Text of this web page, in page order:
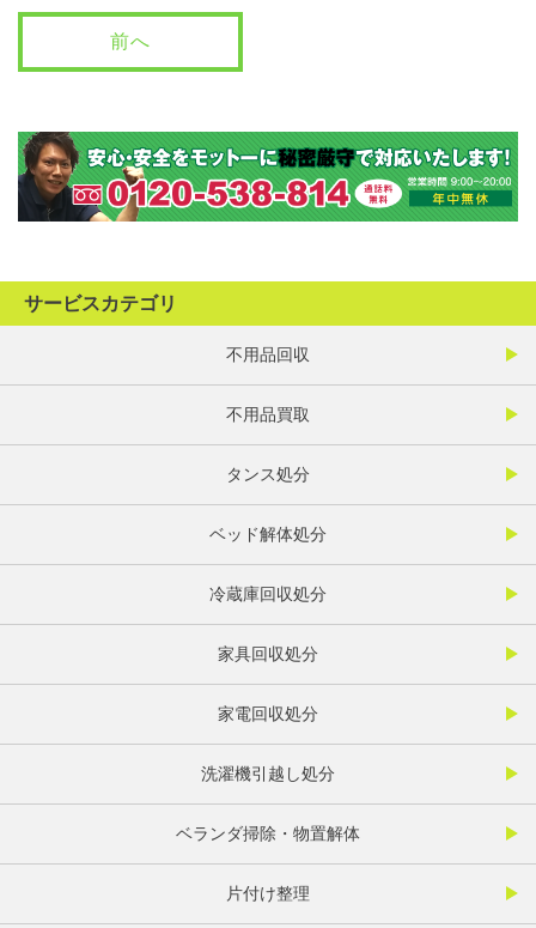
前へ
サービスカテゴリ
不用品回収
不用品買取
タンス処分
ベッド解体処分
冷蔵庫回収処分
家具回収処分
家電回収処分
洗濯機引越し処分
ベランダ掃除・物置解体
片付け整理